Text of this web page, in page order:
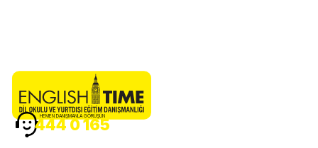
HEMEN DANIŞMANLA GÖRÜŞÜN
444 0 165